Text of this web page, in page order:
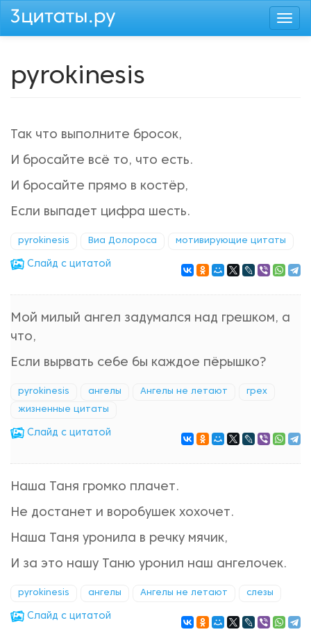
Перейти
pyrokinesis
Так что выполните бросок,
И бросайте всё то, что есть.
И бросайте прямо в костёр,
Если выпадет цифра шесть.
pyrokinesis Виа Долороса мотивирующие цитаты
Cлайд с цитатой
Мой милый ангел задумался над грешком, а
что,
Если вырвать себе бы каждое пёрышко?
pyrokinesis ангелы Ангелы не летают грех
жизненные цитаты
Cлайд с цитатой
Наша Таня громко плачет.
Не достанет и воробушек хохочет.
Наша Таня уронила в речку мячик,
И за это нашу Таню уронил наш ангелочек.
pyrokinesis ангелы Ангелы не летают слезы
Cлайд с цитатой